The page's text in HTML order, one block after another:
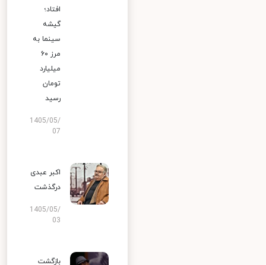
افتاد؛
گیشه
سینما به
مرز ۶۰
میلیارد
تومان
رسید
1405/05/
07
اکبر عبدی
درگذشت
1405/05/
03
بازگشت